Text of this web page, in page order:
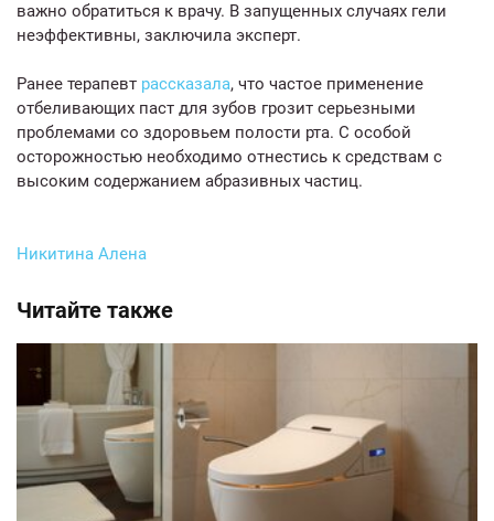
важно обратиться к врачу. В запущенных случаях гели
неэффективны, заключила эксперт.
Ранее терапевт рассказала, что частое применение
отбеливающих паст для зубов грозит серьезными
проблемами со здоровьем полости рта. С особой
осторожностью необходимо отнестись к средствам с
высоким содержанием абразивных частиц.
Никитина Алена
Читайте также